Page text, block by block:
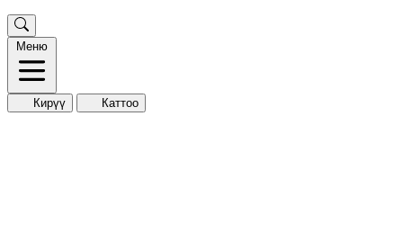
Меню
Кирүү Каттоо